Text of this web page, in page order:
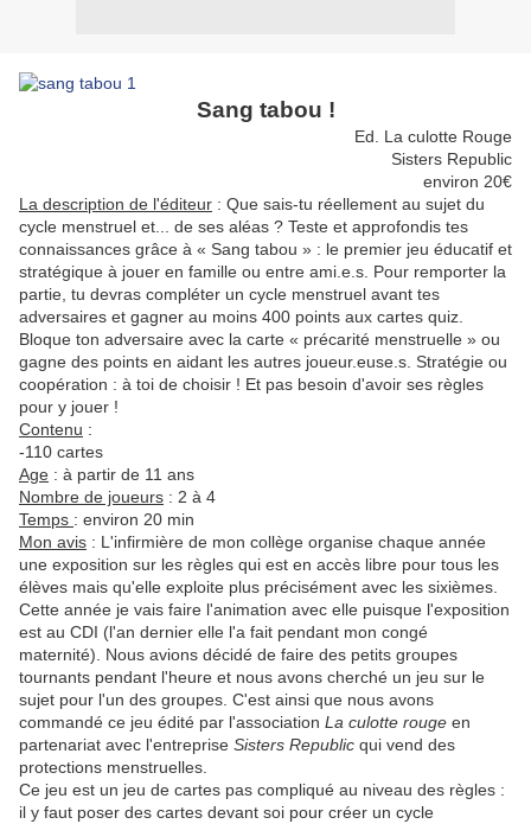
Sang tabou !
Ed. La culotte Rouge
Sisters Republic
environ 20€
La description de l'éditeur : Que sais-tu réellement au sujet du
cycle menstruel et... de ses aléas ? Teste et approfondis tes
connaissances grâce à « Sang tabou » : le premier jeu éducatif et
stratégique à jouer en famille ou entre ami.e.s. Pour remporter la
partie, tu devras compléter un cycle menstruel avant tes
adversaires et gagner au moins 400 points aux cartes quiz.
Bloque ton adversaire avec la carte « précarité menstruelle » ou
gagne des points en aidant les autres joueur.euse.s. Stratégie ou
coopération : à toi de choisir ! Et pas besoin d'avoir ses règles
pour y jouer !
Contenu :
-110 cartes
Age : à partir de 11 ans
Nombre de joueurs : 2 à 4
Temps : environ 20 min
Mon avis : L'infirmière de mon collège organise chaque année
une exposition sur les règles qui est en accès libre pour tous les
élèves mais qu'elle exploite plus précisément avec les sixièmes.
Cette année je vais faire l'animation avec elle puisque l'exposition
est au CDI (l'an dernier elle l'a fait pendant mon congé
maternité). Nous avions décidé de faire des petits groupes
tournants pendant l'heure et nous avons cherché un jeu sur le
sujet pour l'un des groupes. C'est ainsi que nous avons
commandé ce jeu édité par l'association La culotte rouge en
partenariat avec l'entreprise Sisters Republic qui vend des
protections menstruelles.
Ce jeu est un jeu de cartes pas compliqué au niveau des règles :
il y faut poser des cartes devant soi pour créer un cycle